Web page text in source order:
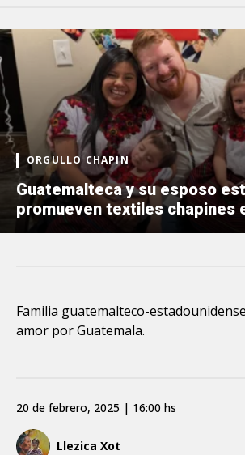
ORGULLO CHAPIN
Guatemalteca y su esposo
promueven textiles chapines
Familia guatemalteco-
amor por Guatemala.
Llezica Xot
20 de febrero, 2025 | 16:00 hs